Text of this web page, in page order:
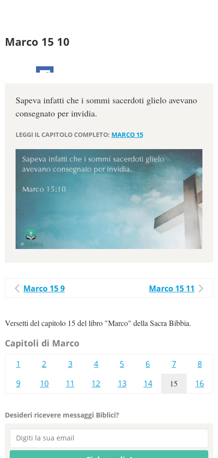
Marco 15 10
Sapeva infatti che i sommi sacerdoti glielo avevano
consegnato per invidia.
LEGGI IL CAPITOLO COMPLETO: MARCO 15
Marco 15 9 Marco 15 11
Versetti del capitolo 15 del libro "Marco" della Sacra Bibbia.
Capitoli di Marco
1 2 3 4 5 6 7
8
9
10 11 12 13 14 15 16
Desideri ricevere messaggi Biblici?